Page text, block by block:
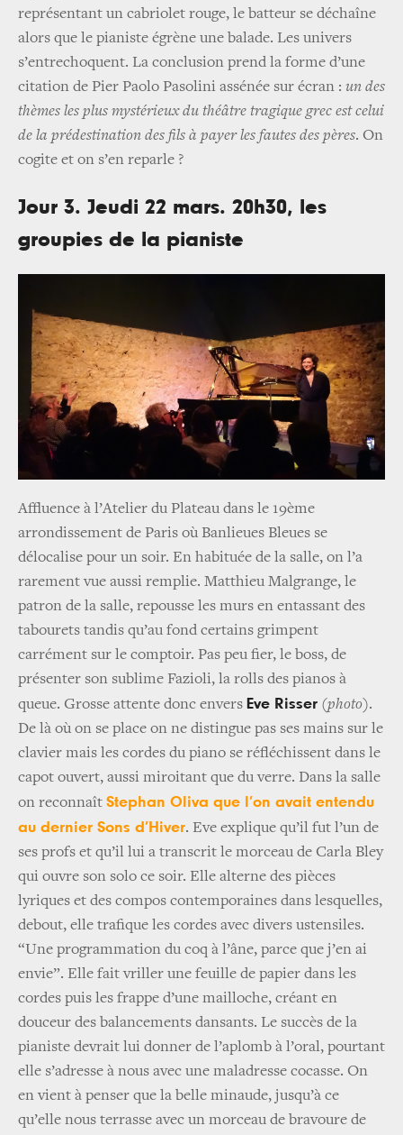
représentant un cabriolet rouge, le batteur se déchaîne
alors que le pianiste égrène une balade. Les univers
s’entrechoquent. La conclusion prend la forme d’une
citation de Pier Paolo Pasolini assénée sur écran : un des
thèmes les plus mystérieux du théâtre tragique grec est celui
de la prédestination des fils à payer les fautes des pères. On
cogite et on s’en reparle ?
Jour 3. Jeudi 22 mars. 20h30, les
groupies de la pianiste
Affluence à l’Atelier du Plateau dans le 19ème
arrondissement de Paris où Banlieues Bleues se
délocalise pour un soir. En habituée de la salle, on l’a
rarement vue aussi remplie. Matthieu Malgrange, le
patron de la salle, repousse les murs en entassant des
tabourets tandis qu’au fond certains grimpent
carrément sur le comptoir. Pas peu fier, le boss, de
présenter son sublime Fazioli, la rolls des pianos à
queue. Grosse attente donc envers Eve Risser (photo).
De là où on se place on ne distingue pas ses mains sur le
clavier mais les cordes du piano se réfléchissent dans le
capot ouvert, aussi miroitant que du verre. Dans la salle
on reconnaît Stephan Oliva que l’on avait entendu
au dernier Sons d’Hiver. Eve explique qu’il fut l’un de
ses profs et qu’il lui a transcrit le morceau de Carla Bley
qui ouvre son solo ce soir. Elle alterne des pièces
lyriques et des compos contemporaines dans lesquelles,
debout, elle trafique les cordes avec divers ustensiles.
“Une programmation du coq à l’âne, parce que j’en ai
envie”. Elle fait vriller une feuille de papier dans les
cordes puis les frappe d’une mailloche, créant en
douceur des balancements dansants. Le succès de la
pianiste devrait lui donner de l’aplomb à l’oral, pourtant
elle s’adresse à nous avec une maladresse cocasse. On
en vient à penser que la belle minaude, jusqu’à ce
qu’elle nous terrasse avec un morceau de bravoure de